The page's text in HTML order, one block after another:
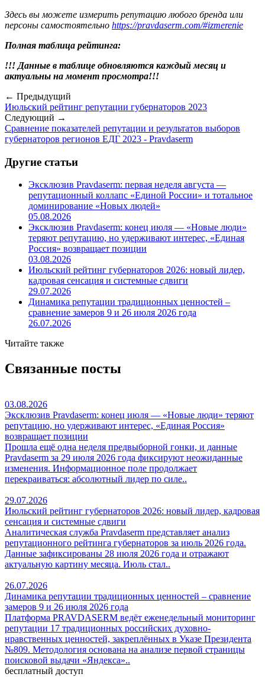
Здесь вы можете измерить репутацию любого бренда или
персоны самостоятельно https://pravdaserm.com/#izmerenie
Полная таблица рейтинга:
!!! Данные в таблице обновляются каждый месяц и
актуальны на момент просмотра!!!
← Предыдущий
Июльский рейтинг репутации губернаторов 2023
Следующий →
Сравнение показателей репутации и результатов выборов
губернаторов регионов ЕДГ 2023 - Pravdaserm
Другие статьи
Эксклюзив Pravdaserm: первая неделя августа —
репутационный коллапс «Единой России» и тотальное
доминирование «Новых людей»
05.08.2026
Эксклюзив Pravdaserm: конец июля — «Новые люди»
теряют репутацию, но удерживают интерес, «Единая
Россия» возвращает позиции
03.08.2026
Июльский рейтинг губернаторов 2026: новый лидер,
кадровая сенсация и системные сдвиги
29.07.2026
Динамика репутации традиционных ценностей –
сравнение замеров 9 и 26 июля 2026 года
26.07.2026
Читайте также
Связанные посты
03.08.2026
Эксклюзив Pravdaserm: конец июля — «Новые люди» теряют
репутацию, но удерживают интерес, «Единая Россия»
возвращает позиции
Прошла ещё одна неделя предвыборной гонки, и данные
Pravdaserm за 29 июля 2026 года фиксируют неожиданные
изменения. Информационное поле продолжает
перекраиваться: абсолютный лидер по силе..
29.07.2026
Июльский рейтинг губернаторов 2026: новый лидер, кадровая
сенсация и системные сдвиги
Аналитическая служба Pravdaserm представляет анализ
репутационного рейтинга губернаторов за июль 2026 года.
Данные зафиксированы 28 июля 2026 года и отражают
актуальную картину месяца. Июль стал..
26.07.2026
Динамика репутации традиционных ценностей – сравнение
замеров 9 и 26 июля 2026 года
Платформа PRAVDASERM ведёт еженедельный мониторинг
репутации 17 традиционных российских духовно-
нравственных ценностей, закреплённых в Указе Президента
№809. Методология основана на анализе первой страницы
поисковой выдачи «Яндекса»..
бесплатный доступ